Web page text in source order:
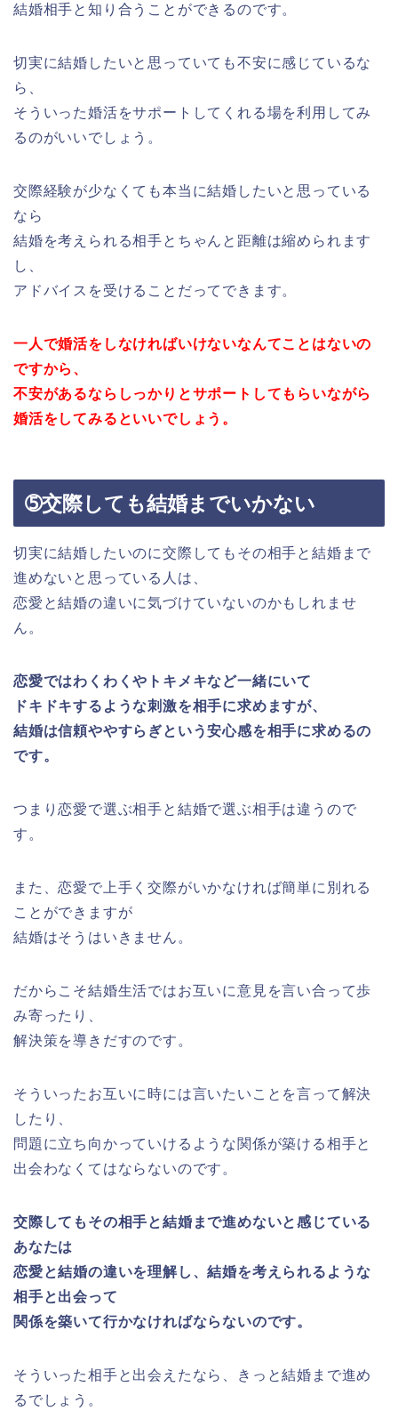
結婚相手と知り合うことができるのです。
切実に結婚したいと思っていても不安に感じているな
ら、
そういった婚活をサポートしてくれる場を利用してみ
るのがいいでしょう。
交際経験が少なくても本当に結婚したいと思っている
なら
結婚を考えられる相手とちゃんと距離は縮められます
し、
アドバイスを受けることだってできます。
一人で婚活をしなければいけないなんてことはないの
ですから、
不安があるならしっかりとサポートしてもらいながら
婚活をしてみるといいでしょう。
➄交際しても結婚までいかない
切実に結婚したいのに交際してもその相手と結婚まで
進めないと思っている人は、
恋愛と結婚の違いに気づけていないのかもしれませ
ん。
恋愛ではわくわくやトキメキなど一緒にいて
ドキドキするような刺激を相手に求めますが、
結婚は信頼ややすらぎという安心感を相手に求めるの
です。
つまり恋愛で選ぶ相手と結婚で選ぶ相手は違うので
す。
また、恋愛で上手く交際がいかなければ簡単に別れる
ことができますが
結婚はそうはいきません。
だからこそ結婚生活ではお互いに意見を言い合って歩
み寄ったり、
解決策を導きだすのです。
そういったお互いに時には言いたいことを言って解決
したり、
問題に立ち向かっていけるような関係が築ける相手と
出会わなくてはならないのです。
交際してもその相手と結婚まで進めないと感じている
あなたは
恋愛と結婚の違いを理解し、結婚を考えられるような
相手と出会って
関係を築いて行かなければならないのです。
そういった相手と出会えたなら、きっと結婚まで進め
るでしょう。